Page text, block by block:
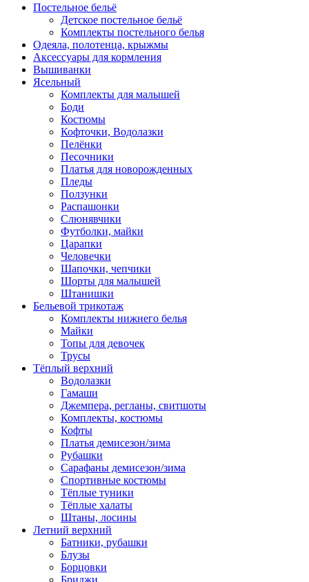
Постельное бельё
Детское постельное бельё
Комплекты постельного белья
Одеяла, полотенца, крыжмы
Аксессуары для кормления
Вышиванки
Ясельный
Комплекты для малышей
Боди
Костюмы
Кофточки, Водолазки
Пелёнки
Песочники
Платья для новорожденных
Пледы
Ползунки
Распашонки
Слюнявчики
Футболки, майки
Царапки
Человечки
Шапочки, чепчики
Шорты для малышей
Штанишки
Бельевой трикотаж
Комплекты нижнего белья
Майки
Топы для девочек
Трусы
Тёплый верхний
Водолазки
Гамаши
Джемпера, регланы, свитшоты
Комплекты, костюмы
Кофты
Платья демисезон/зима
Рубашки
Сарафаны демисезон/зима
Спортивные костюмы
Тёплые туники
Тёплые халаты
Штаны, лосины
Летний верхний
Батники, рубашки
Блузы
Борцовки
Бриджи